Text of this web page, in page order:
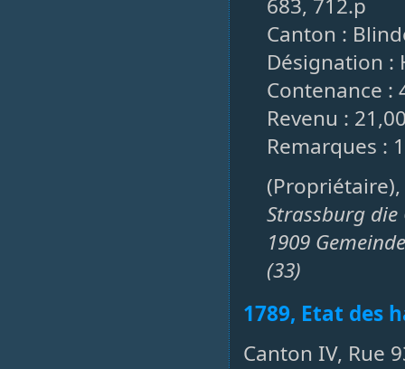
683, 712.p
Canton :
Désignation :
Contenance :
Revenu :
Remarques :
Strassburg die
1909
(33)
1789, Etat des
Canton IV, Rue